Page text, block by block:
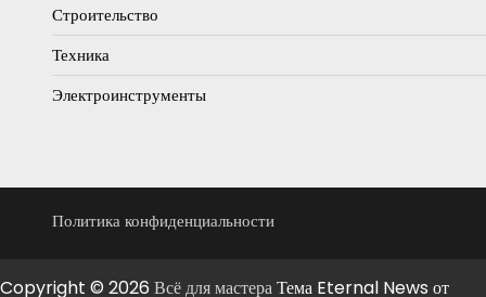
Строительство
Техника
Электроинструменты
Политика конфиденциальности
Copyright © 2026 Всё для мастераТема Eternal News от